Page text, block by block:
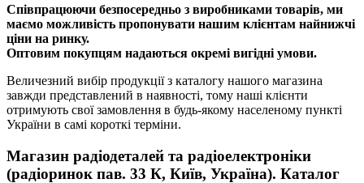
Співпрацюючи безпосередньо з виробниками товарів, ми
маємо можливість пропонувати нашим клієнтам найнижчі
ціни на ринку.
Оптовим покупцям надаються окремі вигідні умови.
Величезний вибір продукції з каталогу нашого магазина
завжди представлений в наявності, тому наші клієнти
отримують свої замовлення в будь-якому населеному пункті
України в самі короткі терміни.
Магазин радіодеталей та радіоелектроніки
(радіоринок пав. 33 К, Київ, Україна). Каталог